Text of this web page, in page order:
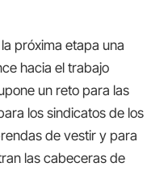
próxima etapa una
hacia el trabajo
un reto para las
los sindicatos de los
de vestir y para
las cabeceras de